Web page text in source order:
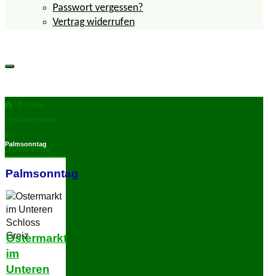
Passwort vergessen?
Vertrag widerrufen
Palmsonntag
/ Beiträge
verschlagwortet
mit
„Palmsonntag“
Palmsonntag
Ostermarkt
im
Unteren